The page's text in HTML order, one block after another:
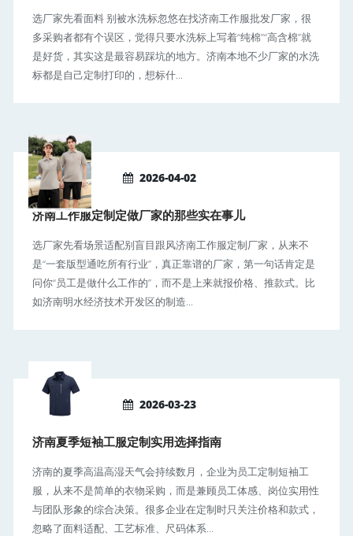
选厂家先看面料 别被水洗标忽悠在找济南工作服批发厂家，很
多采购者都有个误区，觉得只要水洗标上写着“纯棉”“高含棉”就
是好货，其实这是最容易踩坑的地方。济南本地不少厂家的水洗
标都是自己定制打印的，想标什...
2026-04-02
济南工作服定制定做厂家的那些实在事儿
选厂家先看场景适配别盲目跟风济南工作服定制厂家，从来不
是“一套版型通吃所有行业”，真正靠谱的厂家，第一句话肯定是
问你“员工是做什么工作的”，而不是上来就报价格、推款式。比
如济南明水经济技术开发区的制造...
2026-03-23
济南夏季短袖工服定制实用选择指南
济南的夏季高温高湿天气会持续数月，企业为员工定制短袖工
服，从来不是简单的衣物采购，而是兼顾员工体感、岗位实用性
与团队形象的综合决策。很多企业在定制时只关注价格和款式，
忽略了面料适配、工艺标准、尺码体系...